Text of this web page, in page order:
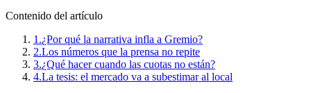
Contenido del artículo
1.¿Por qué la narrativa infla a Gremio?
2.Los números que la prensa no repite
3.¿Qué hacer cuando las cuotas no están?
4.La tesis: el mercado va a subestimar al local